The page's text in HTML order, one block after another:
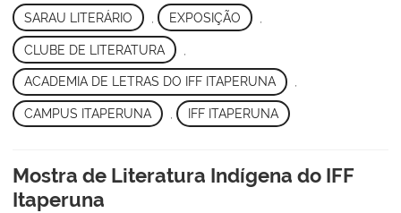
SARAU LITERÁRIO EXPOSIÇÃO
CLUBE DE LITERATURA
ACADEMIA DE LETRAS DO IFF ITAPERUNA ,
CAMPUS ITAPERUNA IFF ITAPERUNA
Mostra de Literatura Indígena do IFF
Itaperuna